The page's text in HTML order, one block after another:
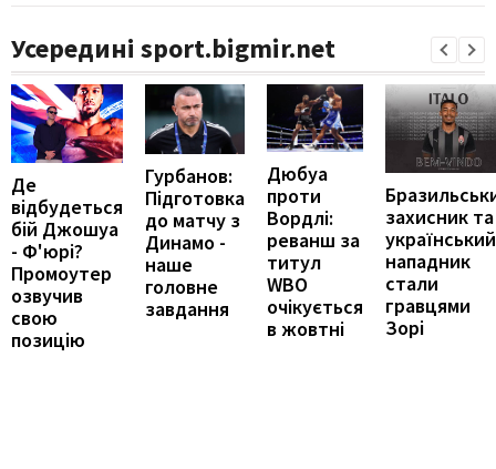
Усередині sport.bigmir.net
Де
відбудеться
бій Джошуа
- Ф'юрі?
Промоутер
озвучив
свою
позицію
Гурбанов:
Підготовка
до матчу з
Динамо -
наше
головне
завдання
Дюбуа
проти
Вордлі:
реванш за
титул
WBO
очікується
в жовтні
захисник та
український
нападник
стали
гравцями
Зорі